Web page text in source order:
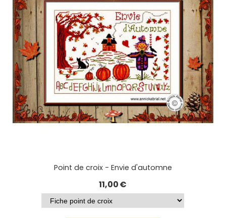
Point de croix - Envie d'automne
11,00€